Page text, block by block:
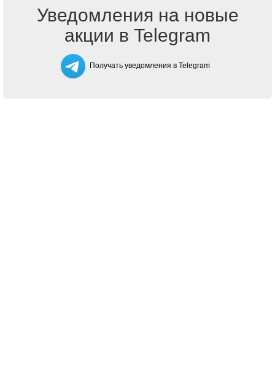
Уведомления на новые
акции в Telegram
Получать уведомления в Telegram